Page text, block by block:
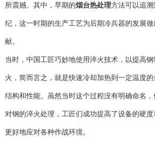
所震撼。其中，早期的烟台热处理方法可以追
纪，这一时期的生产工艺为后期冷兵器的发展
献。
当时，中国工匠巧妙地使用淬火技术，以提高
火，简而言之，就是快速冷却加热到一定温度
结构和性能。虽然当时这个过程没有明确命名
对钢的淬火处理，工匠们成功提高了设备的硬
更好地应对各种作战环境。